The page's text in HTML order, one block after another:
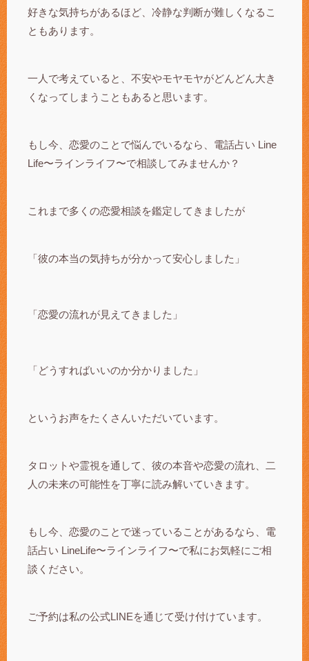
好きな気持ちがあるほど、冷静な判断が難しくなるこ
ともあります。
一人で考えていると、不安やモヤモヤがどんどん大き
くなってしまうこともあると思います。
もし今、恋愛のことで悩んでいるなら、電話占い Line
Life〜ラインライフ〜で相談してみませんか？
これまで多くの恋愛相談を鑑定してきましたが
「彼の本当の気持ちが分かって安心しました」
「恋愛の流れが見えてきました」
「どうすればいいのか分かりました」
というお声をたくさんいただいています。
タロットや霊視を通して、彼の本音や恋愛の流れ、二
人の未来の可能性を丁寧に読み解いていきます。
もし今、恋愛のことで迷っていることがあるなら、電
話占い LineLife〜ラインライフ〜で私にお気軽にご相
談ください。
ご予約は私の公式LINEを通じて受け付けています。